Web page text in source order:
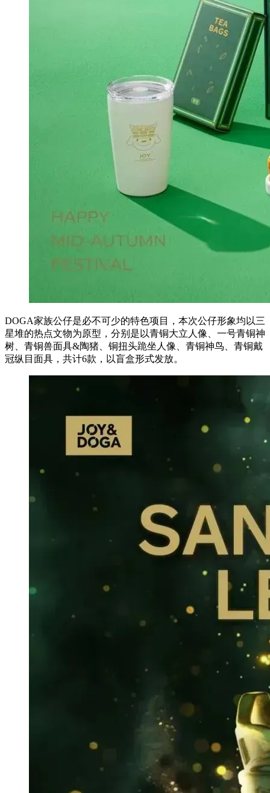
DOGA家族公仔是必不可少的特色项目，本次公仔形象均以三
星堆的热点文物为原型，分别是以青铜大立人像、一号青铜神
树、青铜兽面具&陶猪、铜扭头跪坐人像、青铜神鸟、青铜戴
冠纵目面具，共计6款，以盲盒形式发放。